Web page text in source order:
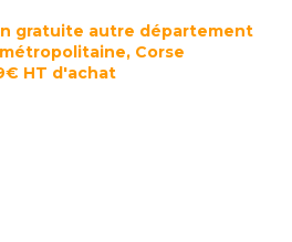
gratuite autre département
Corse
HT d'achat